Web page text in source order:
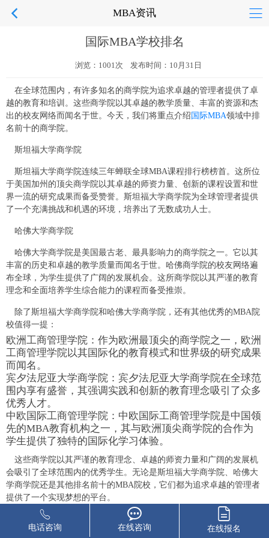
MBA资讯
国际MBA学校排名
浏览：1001次 发布时间：10月31日
在全球范围内，有许多知名的商学院为追求卓越的管理者提供了卓
越的教育和培训。这些商学院以其卓越的教学质量、丰富的资源和杰
出的校友网络而闻名于世。今天，我们将重点介绍 国际MBA领域中排
名前十的商学院。
斯坦福大学商学院
斯坦福大学商学院连续三年蝉联全球MBA课程排行榜榜首。这所位
于美国加州的顶尖商学院以其卓越的师资力量、创新的课程设置和世
界一流的研究成果而备受赞誉。斯坦福大学商学院为全球管理者提供
了一个充满挑战和机遇的环境，培养出了无数成功人士。
哈佛大学商学院
哈佛大学商学院是美国最古老、最具影响力的商学院之一。它以其
丰富的历史和卓越的教学质量而闻名于世。哈佛商学院的校友网络遍
布全球，为学生提供了广阔的发展机会。这所商学院以其严谨的教育
理念和全面培养学生综合能力的课程而备受推崇。
除了斯坦福大学商学院和哈佛大学商学院，还有其他优秀的MBA院
校值得一提：
欧洲工商管理学院：作为欧洲最顶尖的商学院之一，欧洲
工商管理学院以其国际化的教育模式和世界级的研究成果
而闻名。
宾夕法尼亚大学商学院：宾夕法尼亚大学商学院在全球范
围内享有盛誉，其强调实践和创新的教育理念吸引了众多
优秀人才。
中欧国际工商管理学院：中欧国际工商管理学院是中国领
先的MBA教育机构之一，其与欧洲顶尖商学院的合作为
学生提供了独特的国际化学习体验。
这些商学院以其严谨的教育理念、卓越的师资力量和广阔的发展机
会吸引了全球范围内的优秀学生。无论是斯坦福大学商学院、哈佛大
学商学院还是其他排名前十的MBA院校，它们都为追求卓越的管理者
提供了一个实现梦想的平台。
本站部分文章转载自网络。
版权归原作者所有，如有侵权请联系删除
电话咨询 在线咨询 在线报名